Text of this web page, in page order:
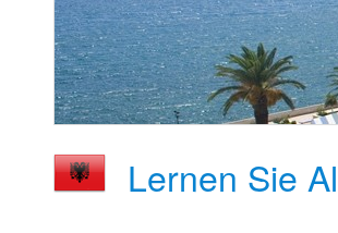
Lernen Sie